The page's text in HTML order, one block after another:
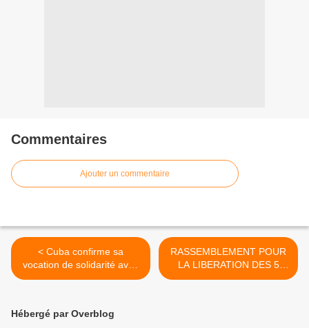
Commentaires
Ajouter un commentaire
< Cuba confirme sa
vocation de solidarité avec
les peuples d'Amérique
RASSEMBLEMENT POUR
LA LIBERATION DES 5
PATRIOTES CUBAINS A LA
Hébergé par Overblog